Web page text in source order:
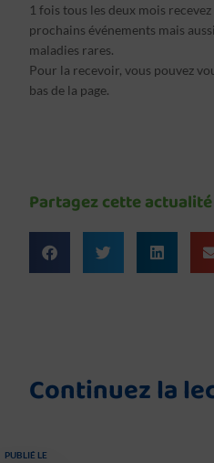
1 fois tous les deux mois
prochains événements mais
maladies rares.
Pour la recevoir, vous pouvez
bas de la page.
Partagez cette actualité
Continuez la
PUBLIÉ LE